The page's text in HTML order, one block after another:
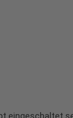
eingeschaltet